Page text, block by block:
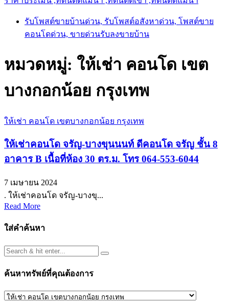
รับโพสต์ขายบ้านด่วน, รับโพสต์อสังหาด่วน, โพสต์ขาย
คอนโดด่วน, ขายด่วนรับลงขายบ้าน
หมวดหมู่: ให้เช่า คอนโด เขต
บางกอกน้อย กรุงเทพ
ให้เช่า คอนโด เขตบางกอกน้อย กรุงเทพ
ให้เช่าคอนโด จรัญ-บางขุนนนท์ ดีคอนโด จรัญ ชั้น 8
อาคาร B เนื้อที่ห้อง 30 ตร.ม. โทร 064-553-6044
7 เมษายน 2024
. ให้เช่าคอนโด จรัญ-บางขุ...
Read More
ใส่คำค้นหา
ค้นหาทรัพย์ที่คุณต้องการ
ค้นหา